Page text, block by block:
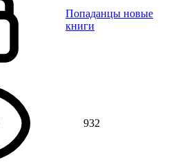
Попаданцы новые
книги
932